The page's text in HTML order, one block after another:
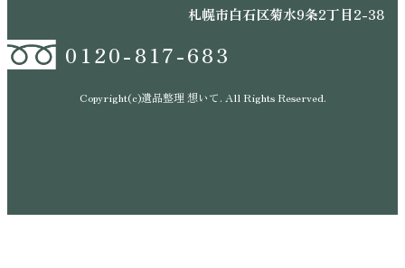
札幌市白石区菊水9条2丁目2-38
0120-817-683
Copyright(c)遺品整理 想いて. All Rights Reserved.